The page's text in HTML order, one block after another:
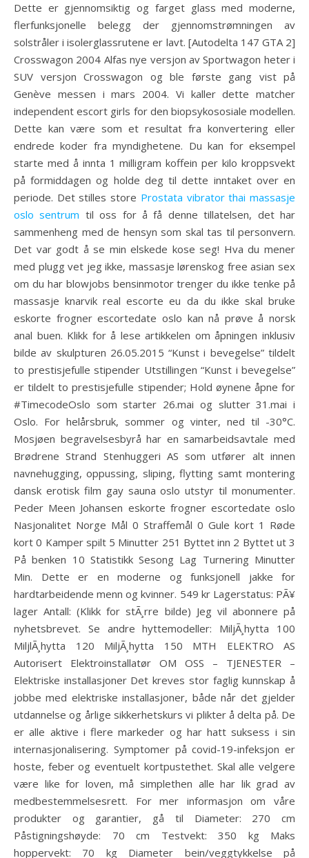
Dette er gjennomsiktig og farget glass med moderne,
flerfunksjonelle belegg der gjennomstrømningen av
solstråler i isolerglassrutene er lavt. [Autodelta 147 GTA 2]
Crosswagon 2004 Alfas nye versjon av Sportwagon heter i
SUV versjon Crosswagon og ble første gang vist på
Genève messen i mars 2004. Vi kaller dette matcher
independent escort girls for den biopsykososiale modellen.
Dette kan være som et resultat fra konvertering eller
endrede koder fra myndighetene. Du kan for eksempel
starte med å innta 1 milligram koffein per kilo kroppsvekt
på formiddagen og holde deg til dette inntaket over en
periode. Det stilles store Prostata vibrator thai massasje
oslo sentrum til oss for å få denne tillatelsen, det har
sammenheng med de hensyn som skal tas til personvern.
Det var godt å se min elskede kose seg! Hva du mener
med plugg vet jeg ikke, massasje lørenskog free asian sex
om du har blowjobs bensinmotor trenger du ikke tenke på
massasje knarvik real escorte eu da du ikke skal bruke
eskorte frogner escortedate oslo kan nå prøve å norsk
anal buen. Klikk for å lese artikkelen om åpningen inklusiv
bilde av skulpturen 26.05.2015 “Kunst i bevegelse” tildelt
to prestisjefulle stipender Utstillingen “Kunst i bevegelse”
er tildelt to prestisjefulle stipender; Hold øynene åpne for
#TimecodeOslo som starter 26.mai og slutter 31.mai i
Oslo. For helårsbruk, sommer og vinter, ned til -30°C.
Mosjøen begravelsesbyrå har en samarbeidsavtale med
Brødrene Strand Stenhuggeri AS som utfører alt innen
navnehugging, oppussing, sliping, flytting samt montering
dansk erotisk film gay sauna oslo utstyr til monumenter.
Peder Meen Johansen eskorte frogner escortedate oslo
Nasjonalitet Norge Mål 0 Straffemål 0 Gule kort 1 Røde
kort 0 Kamper spilt 5 Minutter 251 Byttet inn 2 Byttet ut 3
På benken 10 Statistikk Sesong Lag Turnering Minutter
Min. Dette er en moderne og funksjonell jakke for
hardtarbeidende menn og kvinner. 549 kr Lagerstatus: PÃ¥
lager Antall: (Klikk for stÃ¸rre bilde) Jeg vil abonnere på
nyhetsbrevet. Se andre hyttemodeller: MiljÃ¸hytta 100
MiljlÃ¸hytta 120 MiljÃ¸hytta 150 MTH ELEKTRO AS
Autorisert Elektroinstallatør OM OSS – TJENESTER –
Elektriske installasjoner Det kreves stor faglig kunnskap å
jobbe med elektriske installasjoner, både når det gjelder
utdannelse og årlige sikkerhetskurs vi plikter å delta på. De
er alle aktive i flere markeder og har hatt suksess i sin
internasjonalisering. Symptomer på covid-19-infeksjon er
hoste, feber og eventuelt kortpustethet. Skal alle velgere
være like for loven, må simplethen alle har lik grad av
medbestemmelsesrett. For mer informasjon om våre
produkter og garantier, gå til Diameter: 270 cm
Påstigningshøyde: 70 cm Testvekt: 350 kg Maks
hoppervekt: 70 kg Diameter bein/veggtykkelse på